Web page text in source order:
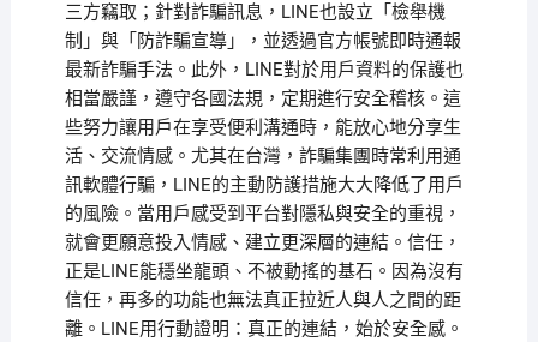
三方竊取；針對詐騙訊息，LINE也設立「檢舉機
制」與「防詐騙宣導」，並透過官方帳號即時通報
最新詐騙手法。此外，LINE對於用戶資料的保護也
相當嚴謹，遵守各國法規，定期進行安全稽核。這
些努力讓用戶在享受便利溝通時，能放心地分享生
活、交流情感。尤其在台灣，詐騙集團時常利用通
訊軟體行騙，LINE的主動防護措施大大降低了用戶
的風險。當用戶感受到平台對隱私與安全的重視，
就會更願意投入情感、建立更深層的連結。信任，
正是LINE能穩坐龍頭、不被動搖的基石。因為沒有
信任，再多的功能也無法真正拉近人與人之間的距
離。LINE用行動證明：真正的連結，始於安全感。